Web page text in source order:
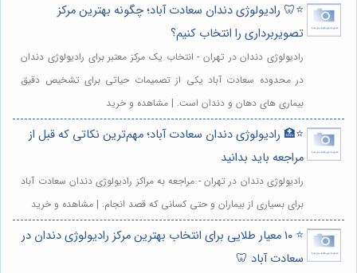
⭐️🦷 رادیولوژی دندان سعادت آباد؛ چگونه بهترین مرکز
تصویربرداری را انتخاب کنیم؟
رادیولوژی دندان در تهران - انتخاب یک مرکز معتبر برای رادیولوژی دندان
در محدوده سعادت آباد یکی از تصمیمات حیاتی برای تشخیص دقیق
بیماری های دهان و دندان است. | مشاهده و خرید
⭐️🏥 رادیولوژی دندان سعادت آباد؛ مهم‌ترین نکاتی که قبل از
مراجعه باید بدانید
رادیولوژی دندان در تهران - مراجعه به مراکز رادیولوژی دندان سعادت آباد
برای بسیاری از بیماران و حتی کسانی که قصد انجام. | مشاهده و خرید
⭐️ ۱۰ معیار طلایی برای انتخاب بهترین مرکز رادیولوژی دندان در
سعادت آباد 🦷